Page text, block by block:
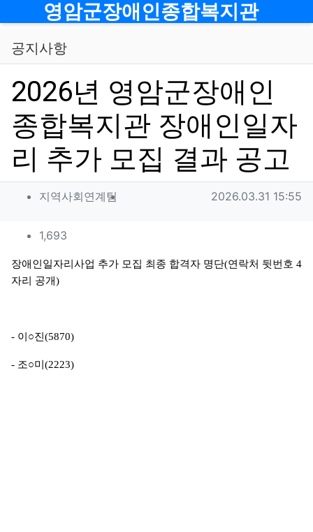
메뉴영암군장애인종합복지관
공지사항
2026년 영암군장애인
종합복지관 장애인일자
리 추가 모집 결과 공고
작성자 정보
지역사회연계팀 작성일
2026.03.31 15:55
컨텐츠 정보
1,693
본문
장애인일자리사업 추가 모집 최종 합격자 명단(연락처 뒷번호 4
자리 공개)
- 이○진(5870)
- 조○미(2223)